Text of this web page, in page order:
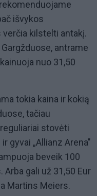
išvykos
kilstelti antakį.
antrame
nuo 31,50
tokia kaina ir kokią
tačiau
stovėti
gyvai „Allianz Arena"
beveik 100
gali už 31,50 Eur
Martins Meiers.